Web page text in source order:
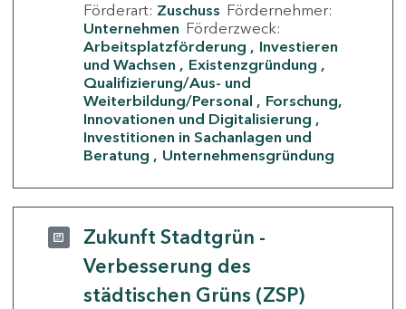
Förderart: Zuschuss Fördernehmer:
Unternehmen Förderzweck:
Arbeitsplatzförderung
Investieren
und Wachsen
Existenzgründung
Qualifizierung/Aus- und
Weiterbildung/Personal
Forschung,
Innovationen und Digitalisierung
Investitionen in Sachanlagen und
Beratung
Unternehmensgründung
Zukunft Stadtgrün -
Verbesserung des
städtischen Grüns (ZSP)